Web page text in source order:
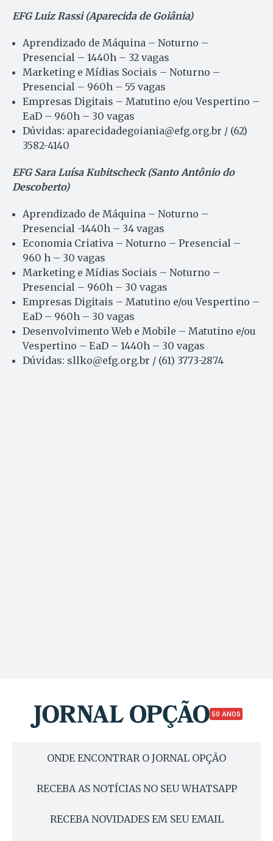
EFG Luiz Rassi (Aparecida de Goiânia)
Aprendizado de Máquina – Noturno –
Presencial – 1440h – 32 vagas
Marketing e Mídias Sociais – Noturno –
Presencial – 960h – 55 vagas
Empresas Digitais – Matutino e/ou Vespertino –
EaD – 960h – 30 vagas
Dúvidas: aparecidadegoiania@efg.org.br / (62)
3582-4140
EFG Sara Luísa Kubitscheck (Santo Antônio do
Descoberto)
Aprendizado de Máquina – Noturno –
Presencial -1440h – 34 vagas
Economia Criativa – Noturno – Presencial –
960 h – 30 vagas
Marketing e Mídias Sociais – Noturno –
Presencial – 960h – 30 vagas
Empresas Digitais – Matutino e/ou Vespertino –
EaD – 960h – 30 vagas
Desenvolvimento Web e Mobile – Matutino e/ou
Vespertino – EaD – 1440h – 30 vagas
Dúvidas: sllko@efg.org.br / (61) 3773-2874
50 ANOS
ONDE ENCONTRAR O JORNAL OPÇÃO
RECEBA AS NOTÍCIAS NO SEU WHATSAPP
RECEBA NOVIDADES EM SEU EMAIL